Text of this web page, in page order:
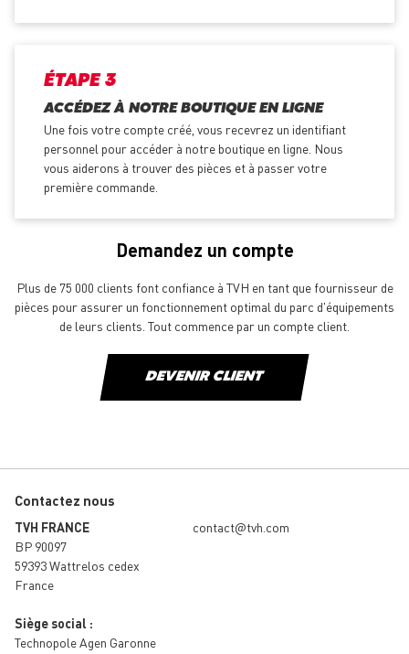
ÉTAPE 3
ACCÉDEZ À NOTRE BOUTIQUE EN LIGNE
Une fois votre compte créé, vous recevrez un identifiant
personnel pour accéder à notre boutique en ligne. Nous
vous aiderons à trouver des pièces et à passer votre
première commande.
Demandez un compte
Plus de 75 000 clients font confiance à TVH en tant que fournisseur de
pièces pour assurer un fonctionnement optimal du parc d'équipements
de leurs clients. Tout commence par un compte client.
DEVENIR CLIENT
Contactez nous
TVH FRANCE
BP 90097
59393 Wattrelos cedex
France
Siège social :
Technopole Agen Garonne
contact@tvh.com